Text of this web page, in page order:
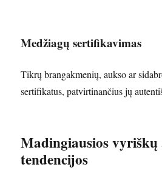
Medžiagų sertifikavimas
Tikrų brangakmenių, aukso ar
sertifikatus, patvirtinančius jų
Madingiausios
tendencijos